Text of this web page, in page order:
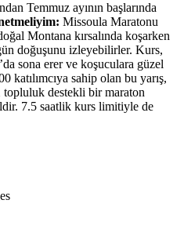
Temmuz ayının başlarında
Missoula Maratonu
Montana kırsalında koşarken
doğuşunu izleyebilirler. Kurs,
sona erer ve koşuculara güzel
katılımcıya sahip olan bu yarış,
topluluk destekli bir maraton
7.5 saatlik kurs limitiyle de